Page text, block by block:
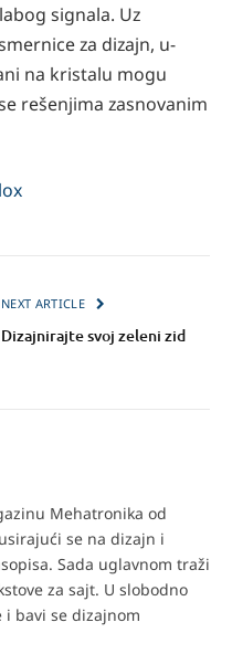
signala. Uz
za dizajn, u-
na kristalu mogu
rešenjima zasnovanim
NEXT ARTICLE
Dizajnirajte svoj zeleni zid
Mehatronika od
se na dizajn i
Sada uglavnom traži
za sajt. U slobodno
bavi se dizajnom